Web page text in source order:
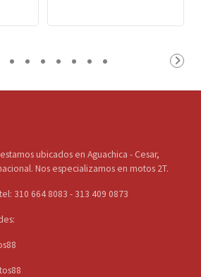
ubicados en Aguachica - Cesar,
Nos especializamos en motos 2T.
310 664 8083 - 313 409 0873